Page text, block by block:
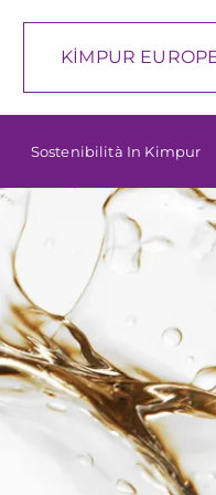
KİMPUR
Sostenibilità In Kimpur